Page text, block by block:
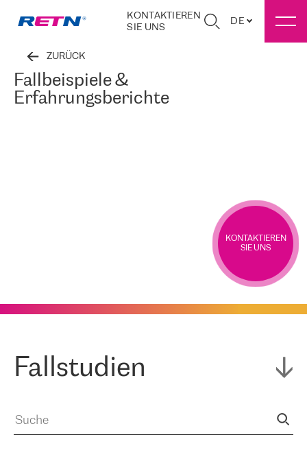
KONTAKTIEREN
SIE UNS
DE
ZURÜCK
Fallbeispiele &
Erfahrungsberichte
KONTAKTIEREN
SIE UNS
Fallstudien